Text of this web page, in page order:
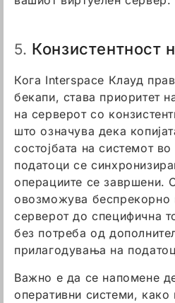
5. Конзистентност
Кога Interspace Клауд
бекапи, става приоритет
на серверот со
што означува дека
состојбата на системот
податоци се
операциите се завршени.
овозможува беспрекорно
серверот до специфична
без потреба од
прилагодувања на
Важно е да се напомене
оперативни системи, како